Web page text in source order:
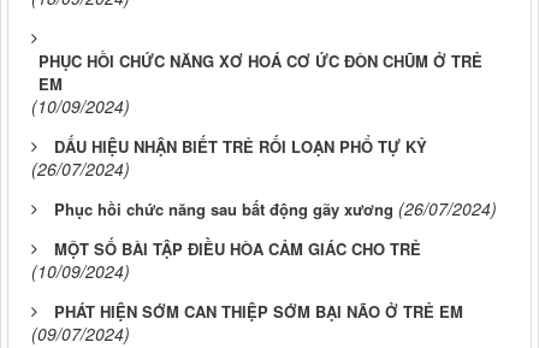
PHỤC HỒI CHỨC NĂNG XƠ HOÁ CƠ ỨC ĐÒN CHŨM Ở TRẺ
EM
(10/09/2024)
DẤU HIỆU NHẬN BIẾT TRẺ RỐI LOẠN PHỔ TỰ KỶ
(26/07/2024)
Phục hồi chức năng sau bất động gãy xương (26/07/2024)
MỘT SỐ BÀI TẬP ĐIỀU HÒA CẢM GIÁC CHO TRẺ
(10/09/2024)
PHÁT HIỆN SỚM CAN THIỆP SỚM BẠI NÃO Ở TRẺ EM
(09/07/2024)